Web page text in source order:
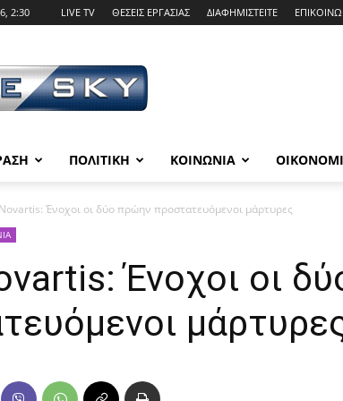
2:30 LIVE TV ΘΕΣΕΙΣ ΕΡΓΑΣΙΑΣ ΔΙΑΦΗΜΙΣΤΕΙΤΕ
SKY
ΠΟΛΙΤΙΚΗ ΚΟΙΝΩΝΙΑ
Ένοχοι οι δύο πρώην προστατευόμενοι μάρτυρες
Ένοχοι οι